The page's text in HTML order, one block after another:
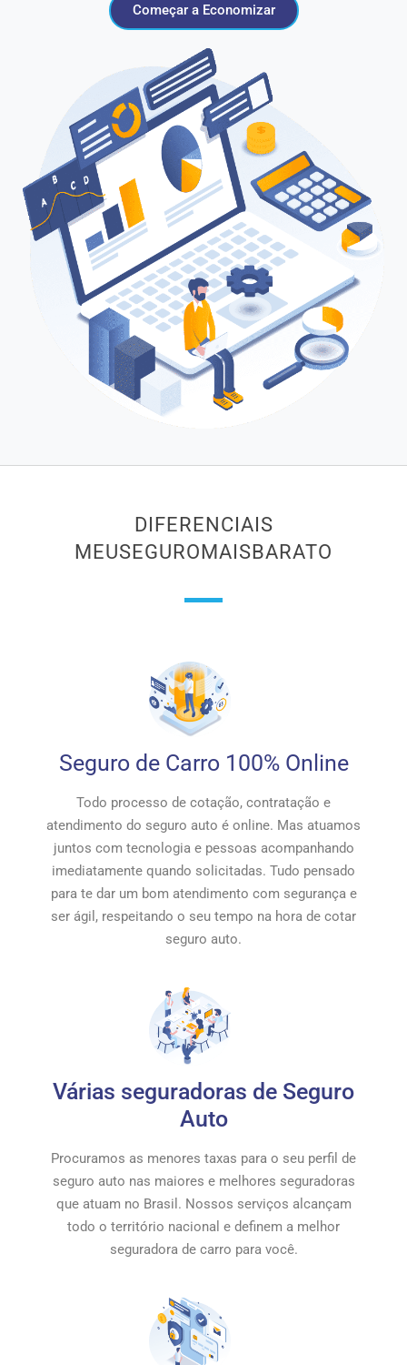
Começar a Economizar
DIFERENCIAIS
MEUSEGUROMAISBARATO
Seguro de Carro 100% Online
Todo processo de cotação, contratação e
atendimento do seguro auto é online. Mas atuamos
juntos com tecnologia e pessoas acompanhando
imediatamente quando solicitadas. Tudo pensado
para te dar um bom atendimento com segurança e
ser ágil, respeitando o seu tempo na hora de cotar
seguro auto.
Várias seguradoras de Seguro
Auto
Procuramos as menores taxas para o seu perfil de
seguro auto nas maiores e melhores seguradoras
que atuam no Brasil. Nossos serviços alcançam
todo o território nacional e definem a melhor
seguradora de carro para você.